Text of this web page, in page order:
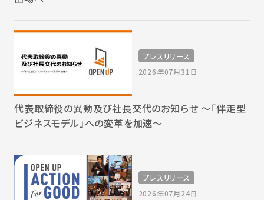
プレスリリース
2026年07月31日
代表取締役の異動及び社長交代のお知らせ 〜「伴走型
ビジネスモデル」への変革を加速〜
プレスリリース
2026年07月24日